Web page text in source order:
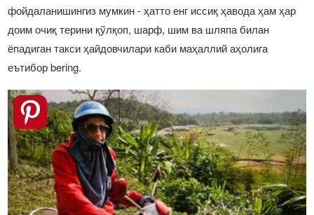
фойдаланишингиз мумкин - ҳатто енг иссиқ ҳавода ҳам ҳар
доим очиқ терини қўлқоп, шарф, шим ва шляпа билан
ёпадиган такси ҳайдовчилари каби маҳаллий аҳолига
еътибор bering.